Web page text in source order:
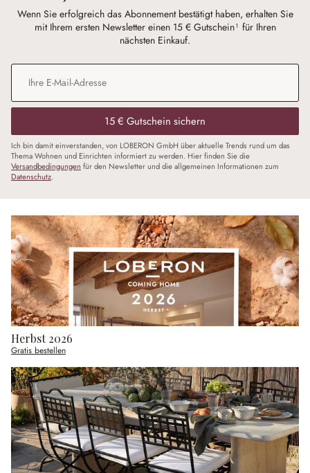
Wenn Sie erfolgreich das Abonnement bestätigt haben, erhalten Sie
mit Ihrem ersten Newsletter einen 15 € Gutschein¹ für Ihren
nächsten Einkauf.
E-Mail-Adresse
15 € Gutschein sichern
Ich bin damit einverstanden, von LOBERON GmbH über aktuelle Trends rund um das
Thema Wohnen und Einrichten informiert zu werden. Hier finden Sie die
Versandbedingungen für den Newsletter und die allgemeinen Informationen zum
Datenschutz.
Herbst 2026
Gratis bestellen